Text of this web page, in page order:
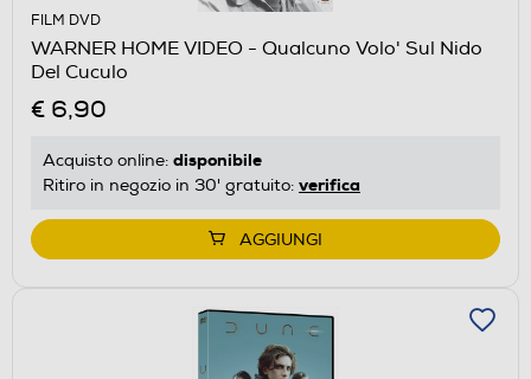
FILM DVD
WARNER HOME VIDEO - Qualcuno Volo' Sul Nido
Del Cuculo
€ 6,90
Acquisto online: disponibile
Ritiro in negozio in 30' gratuito: verifica
AGGIUNGI